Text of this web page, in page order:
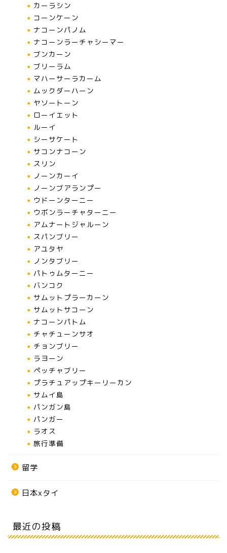
カーラシン
コーンケーン
ナコーンパノム
ナコーンラーチャシーマー
ブンカーン
ブリーラム
マハーサーラカーム
ムックダーハーン
ヤソートーン
ローイエット
ルーイ
シーサケート
サコンナコーン
スリン
ノーンカーイ
ノーンブアランプー
ウドーンターニー
ウボンラーチャターニー
アムナートジャルーン
スパンブリー
アユタヤ
ノンタブリー
パトゥムターニー
バンコク
サムットプラーカーン
サムットサコーン
ナコーンパトム
チャチューンサオ
チョンブリー
ラヨーン
ペッチャブリー
プラチュアップキーリーカン
サムイ島
パンガン島
パンガー
ラオス
旅行準備
留学
日本xタイ
最近の投稿